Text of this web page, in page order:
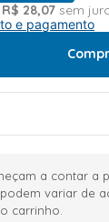
R$ 28,07 sem
e pagamento
a contar a
variar de
carrinho.